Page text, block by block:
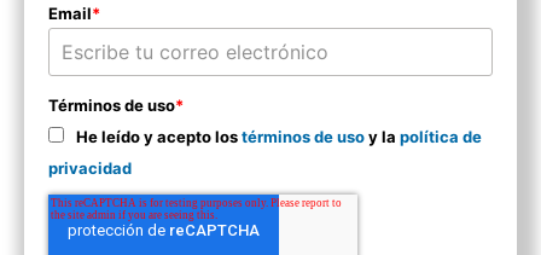
Email*
Términos de uso*
He leído y acepto lostérminos de usoy la política de
privacidad